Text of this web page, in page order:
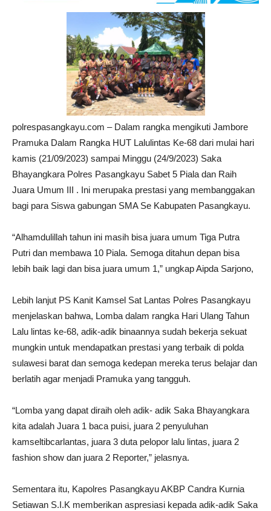
polrespasangkayu.com – Dalam rangka mengikuti Jambore
Pramuka Dalam Rangka HUT Lalulintas Ke-68 dari mulai hari
kamis (21/09/2023) sampai Minggu (24/9/2023) Saka
Bhayangkara Polres Pasangkayu Sabet 5 Piala dan Raih
Juara Umum III . Ini merupaka prestasi yang membanggakan
bagi para Siswa gabungan SMA Se Kabupaten Pasangkayu.
“Alhamdulillah tahun ini masih bisa juara umum Tiga Putra
Putri dan membawa 10 Piala. Semoga ditahun depan bisa
lebih baik lagi dan bisa juara umum 1,” ungkap Aipda Sarjono,
Lebih lanjut PS Kanit Kamsel Sat Lantas Polres Pasangkayu
menjelaskan bahwa, Lomba dalam rangka Hari Ulang Tahun
Lalu lintas ke-68, adik-adik binaannya sudah bekerja sekuat
mungkin untuk mendapatkan prestasi yang terbaik di polda
sulawesi barat dan semoga kedepan mereka terus belajar dan
berlatih agar menjadi Pramuka yang tangguh.
“Lomba yang dapat diraih oleh adik- adik Saka Bhayangkara
kita adalah Juara 1 baca puisi, juara 2 penyuluhan
kamseltibcarlantas, juara 3 duta pelopor lalu lintas, juara 2
fashion show dan juara 2 Reporter,” jelasnya.
Sementara itu, Kapolres Pasangkayu AKBP Candra Kurnia
Setiawan S.I.K memberikan aspresiasi kepada adik-adik Saka